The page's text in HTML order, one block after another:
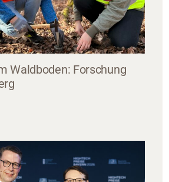
Waldboden: Forschung